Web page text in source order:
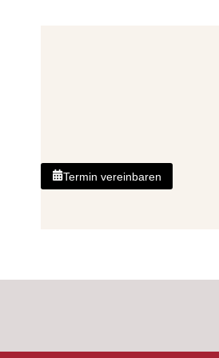
Termin vereinbaren